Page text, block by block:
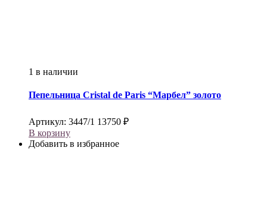
1 в наличии
Пепельница Cristal de Paris “Марбел” золото
Артикул: 3447/1 13750 ₽
В корзину
Добавить в избранное